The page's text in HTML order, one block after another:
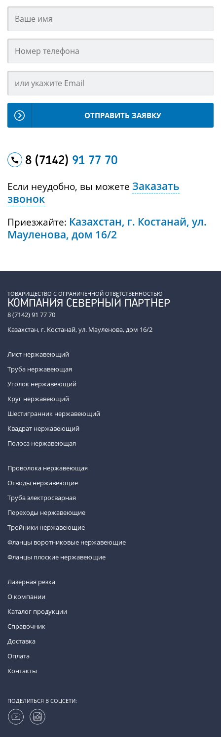
ОТПРАВИТЬ ЗАЯВКУ
8 (7142) 91 77 70
Если неудобно, вы можете Заказать
звонок
Приезжайте: Казахстан, г. Костанай, ул.
Мауленова, дом 16/2
ТОВАРИЩЕСТВО С ОГРАНИЧЕННОЙ ОТВЕТСТВЕННОСТЬЮ
КОМПАНИЯ СЕВЕРНЫЙ ПАРТНЕР
8 (7142) 91 77 70
Казахстан, г. Костанай, ул. Мауленова, дом 16/2
Лист нержавеющий
Труба нержавеющая
Уголок нержавеющий
Круг нержавеющий
Шестигранник нержавеющий
Квадрат нержавеющий
Полоса нержавеющая
Проволока нержавеющая
Отводы нержавеющие
Труба электросварная
Переходы нержавеющие
Тройники нержавеющие
Фланцы воротниковые нержавеющие
Фланцы плоские нержавеющие
Лазерная резка
О компании
Каталог продукции
Справочник
Доставка
Оплата
Контакты
ПОДЕЛИТЬСЯ В СОЦСЕТИ: